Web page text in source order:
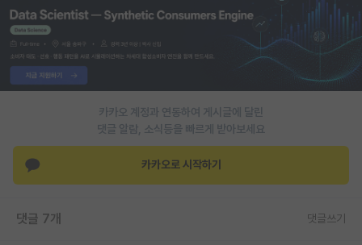
PI 전용 게시판
인문사회 계열 게시판
특수/전문대학원 게시판
반도체/AI 게시판
장학금/장학생 게시판
카카오 계정과 연동하여 게시글에 달린
댓글 알람, 소식등을 빠르게 받아보세요
카카오로 시작하기
댓글 7개 댓글쓰기